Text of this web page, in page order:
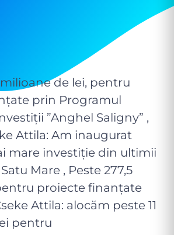
milioane de lei, pentru
prin Programul
”Anghel Saligny” ,
Attila: Am inaugurat
mare investiție din ultimii
Mare , Peste 277,5
proiecte finanțate
Attila: alocăm peste 11
pentru